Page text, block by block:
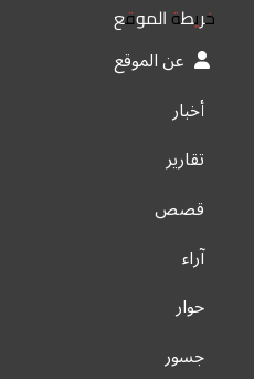
خريطة الموقع
عن الموقع
أخبار
تقارير
قصص
آراء
حوار
جسور